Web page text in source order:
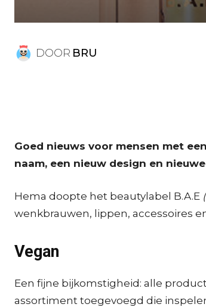
DOOR BRU
Goed nieuws voor mensen met
naam, een nieuw design en
Hema doopte het beautylabel B.A.E
wenkbrauwen, lippen, accessoires
Vegan
Een fijne bijkomstigheid: alle
assortiment toegevoegd die